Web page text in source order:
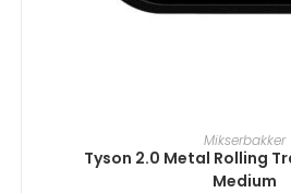
TILFØJ TIL
Mikserbakker
Tyson 2.0 Metal Rolling
Medium